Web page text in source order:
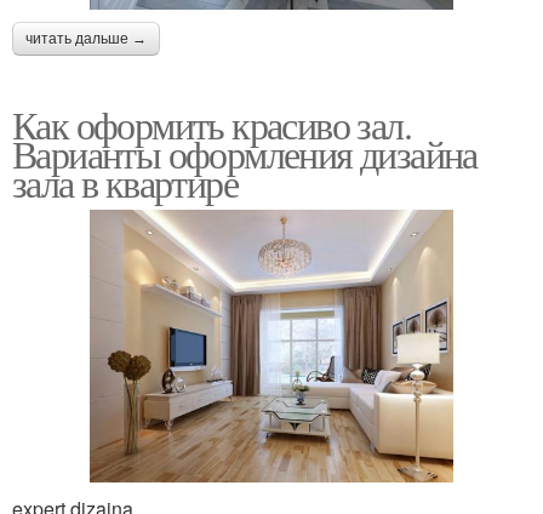
читать дальше →
Как оформить красиво зал.
Варианты оформления дизайна
зала в квартире